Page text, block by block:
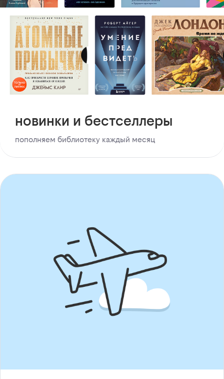
новинки и бестселлеры
пополняем библиотеку каждый месяц